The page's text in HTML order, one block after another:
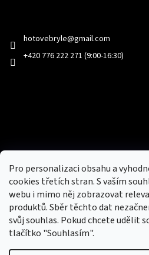
Pro personalizaci obsahu a
cookies třetích stran. S vaším
webu i mimo něj zobrazovat
produktů. Sběr těchto dat
svůj souhlas. Pokud chcete udělit
tlačítko "Souhlasím".
hotovebryle@gmail.com
+420 776 222 271 (9:00-16:30)
Nový obchod s batohy, cestovními